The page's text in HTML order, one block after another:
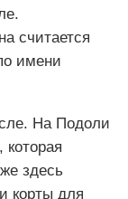
считается
имени
На Подоли
которая
здесь
корты для